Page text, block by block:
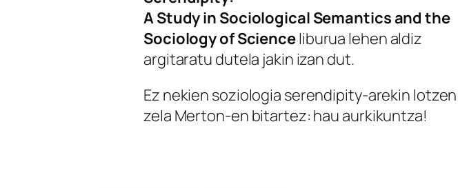
A Study in Sociological Semantics and the
Sociology of Scienceliburua lehen aldiz
argitaratu dutela jakin izan dut.
Ez nekien soziologia serendipity-arekin lotzen
zela Merton-en bitartez: hau aurkikuntza!